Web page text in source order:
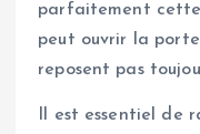
parfaitement cette
peut ouvrir la
reposent pas
Il est essentiel de